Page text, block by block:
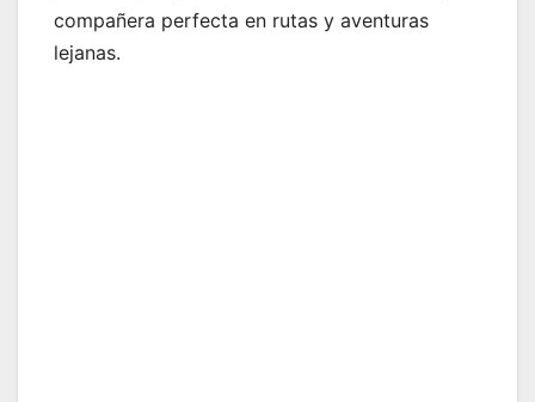
compañera perfecta en rutas y aventuras
lejanas.